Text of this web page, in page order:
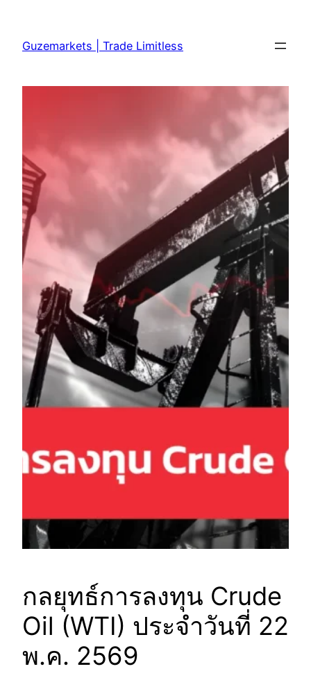
content
Guzemarkets | Trade Limitless
กลยุทธ์การลงทุน Crude
Oil (WTI) ประจำวันที่ 22
พ.ค. 2569